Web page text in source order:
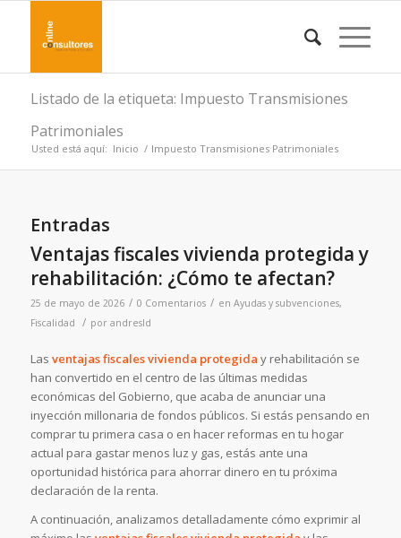
Listado de la etiqueta: Impuesto Transmisiones
Patrimoniales
Usted está aquí: Inicio / Impuesto Transmisiones Patrimoniales
Entradas
Ventajas fiscales vivienda protegida y
rehabilitación: ¿Cómo te afectan?
25 de mayo de 2026 / 0 Comentarios / en Ayudas y subvenciones,
Fiscalidad
/ por andresld
Las ventajas fiscales vivienda protegida y rehabilitación se
han convertido en el centro de las últimas medidas
económicas del Gobierno, que acaba de anunciar una
inyección millonaria de fondos públicos. Si estás pensando en
comprar tu primera casa o en hacer reformas en tu hogar
actual para gastar menos luz y gas, estás ante una
oportunidad histórica para ahorrar dinero en tu próxima
declaración de la renta.
A continuación, analizamos detalladamente cómo exprimir al